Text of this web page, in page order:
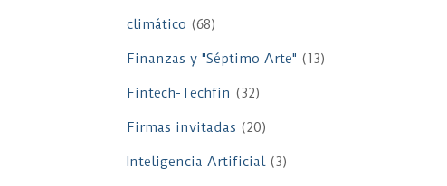
climático (68)
Finanzas y "Séptimo Arte" (13)
Fintech-Techfin (32)
Firmas invitadas (20)
Inteligencia Artificial(3)